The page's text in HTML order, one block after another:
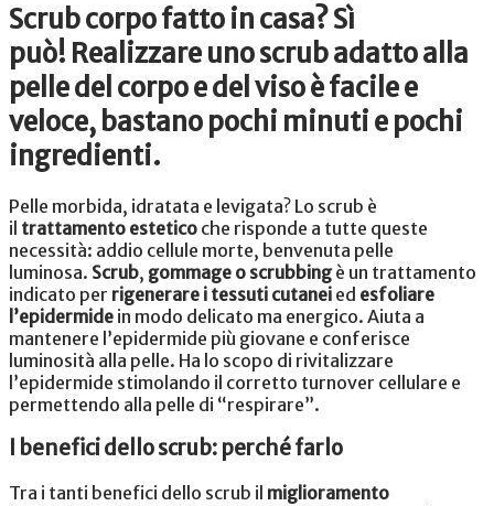
Scrub corpo fatto in casa? Sì
può! Realizzare uno scrub adatto alla
pelle del corpo e del viso è facile e
veloce, bastano pochi minuti e pochi
ingredienti.
Pelle morbida, idratata e levigata? Lo scrub è
il trattamento estetico che risponde a tutte queste
necessità: addio cellule morte, benvenuta pelle
luminosa. Scrub, gommage o scrubbing è un trattamento
indicato per rigenerare i tessuti cutanei ed esfoliare
l’epidermide in modo delicato ma energico. Aiuta a
mantenere l’epidermide più giovane e conferisce
luminosità alla pelle. Ha lo scopo di rivitalizzare
l’epidermide stimolando il corretto turnover cellulare e
permettendo alla pelle di “respirare”.
I benefici dello scrub: perché farlo
Tra i tanti benefici dello scrub il miglioramento